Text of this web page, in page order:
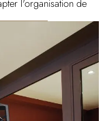
l'organisation de